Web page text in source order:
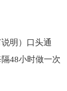
明）口头通
48小时做一次